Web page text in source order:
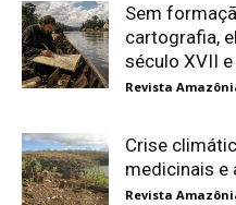
Sem
cartografia,
século XVII
Revista
Crise
medicinais e
Revista